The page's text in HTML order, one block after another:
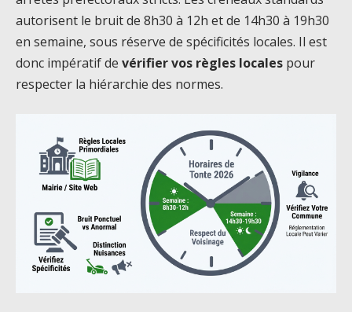
autorisent le bruit de 8h30 à 12h et de 14h30 à 19h30
en semaine, sous réserve de spécificités locales. Il est
donc impératif de vérifier vos règles locales pour
respecter la hiérarchie des normes.